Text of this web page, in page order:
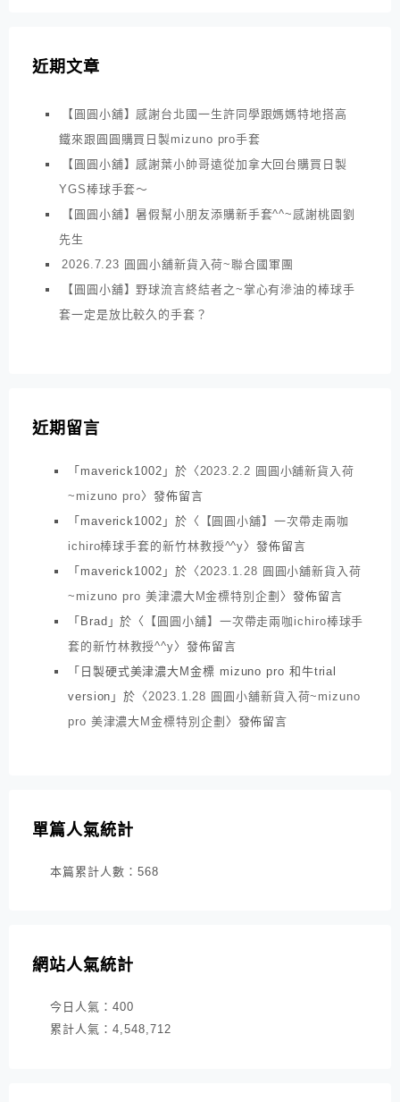
近期文章
【圓圓小舖】感謝台北國一生許同學跟媽媽特地搭高
鐵來跟圓圓購買日製mizuno pro手套
【圓圓小舖】感謝葉小帥哥遠從加拿大回台購買日製
YGS棒球手套～
【圓圓小舖】暑假幫小朋友添購新手套^^~感謝桃園劉
先生
2026.7.23 圓圓小舖新貨入荷~聯合國軍團
【圓圓小舖】野球流言終結者之~掌心有滲油的棒球手
套一定是放比較久的手套？
近期留言
「maverick1002 」於〈 2023.2.2 圓圓小舖新貨入荷
~mizuno pro〉發佈留言
「maverick1002 」於〈
【圓圓小舖】一次帶走兩咖
ichiro棒球手套的新竹林教授^^y〉發佈留言
「maverick1002 」於〈 2023.1.28 圓圓小舖新貨入荷
~mizuno pro 美津濃大M金標特別企劃 〉發佈留言
「Brad 」於〈
【圓圓小舖】一次帶走兩咖ichiro棒球手
套的新竹林教授^^y〉發佈留言
「 日製硬式美津濃大M金標 mizuno pro 和牛trial
version 」於〈 2023.1.28 圓圓小舖新貨入荷~mizuno
pro 美津濃大M金標特別企劃 〉發佈留言
單篇人氣統計
本篇累計人數： 568
網站人氣統計
今日人氣： 400
累計人氣： 4,548,712